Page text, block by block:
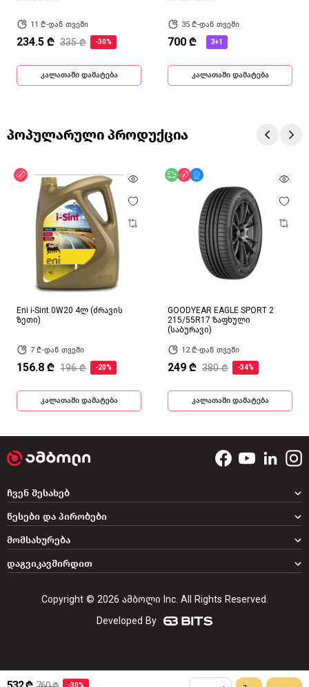
-30%
11 ₾-დან თვეში
234.5 ₾ 335 ₾ -30%
კალათაში დამატება
35 ₾-დან თვეში
700 ₾ 3+1
კალათაში დამატება
პოპულარული პროდუქცია
ფასდაკლება
Eni i-Sint 0W20 4ლ (ძრავის
ზეთი)
7 ₾-დან თვეში
156.8 ₾ 196 ₾ -20%
კალათაში დამატება
უფასო მიწოდება
ფასდაკლება
GOODYEAR EAGLE SPORT 2
215/55R17 ზაფხული
(საბურავი)
12 ₾-დან თვეში
249 ₾ 380 ₾ -34%
კალათაში დამატება
დაგვიკავშირდით
ჩვენ შესახებ
წესები და პირობები
მომსახურება
Copyright © 2026 ამბოლი Inc. All Rights Reserved.
Developed By